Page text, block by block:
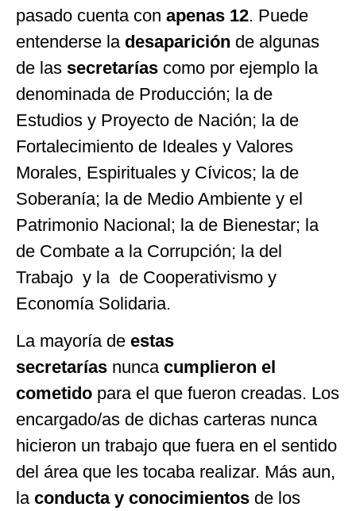
pasado cuenta con apenas 12. Puede
entenderse la desaparición de algunas
de las secretarías como por ejemplo la
denominada de Producción; la de
Estudios y Proyecto de Nación; la de
Fortalecimiento de Ideales y Valores
Morales, Espirituales y Cívicos; la de
Soberanía; la de Medio Ambiente y el
Patrimonio Nacional; la de Bienestar; la
de Combate a la Corrupción; la del
Trabajo y la de Cooperativismo y
Economía Solidaria.
La mayoría de estas
secretarías nunca cumplieron el
cometido para el que fueron creadas. Los
encargado/as de dichas carteras nunca
hicieron un trabajo que fuera en el sentido
del área que les tocaba realizar. Más aun,
la conducta y conocimientos de los